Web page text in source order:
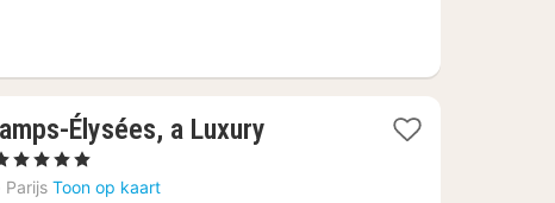
Élysées, a Luxury
Sterren
Parijs Toon op kaart